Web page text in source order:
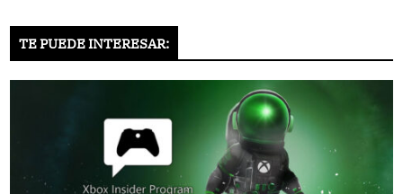
TE PUEDE INTERESAR: